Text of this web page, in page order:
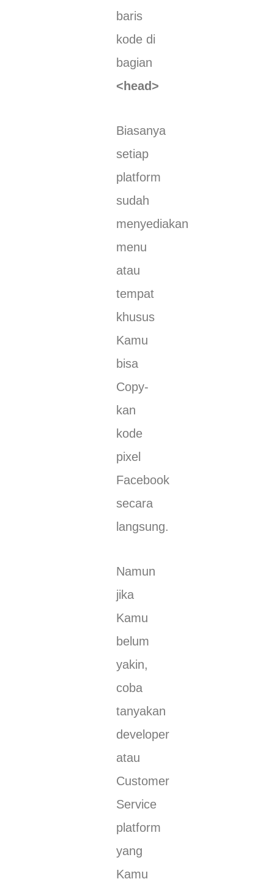
baris
kode di
bagian
<head>
Biasanya
setiap
platform
sudah
menyediakan
menu
atau
tempat
khusus
Kamu
bisa
Copy-
kan
kode
pixel
Facebook
secara
langsung.
Namun
jika
Kamu
belum
yakin,
coba
tanyakan
developer
atau
Customer
Service
platform
yang
Kamu